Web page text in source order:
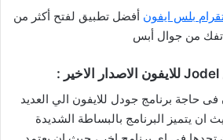
بلس ايفون أفضل تطبيق لفتح أكثر من
من جوال أبس
حاجة برنامج جودل للايفون الي العديد
يتميز البرنامج بالبساطة الشديدة